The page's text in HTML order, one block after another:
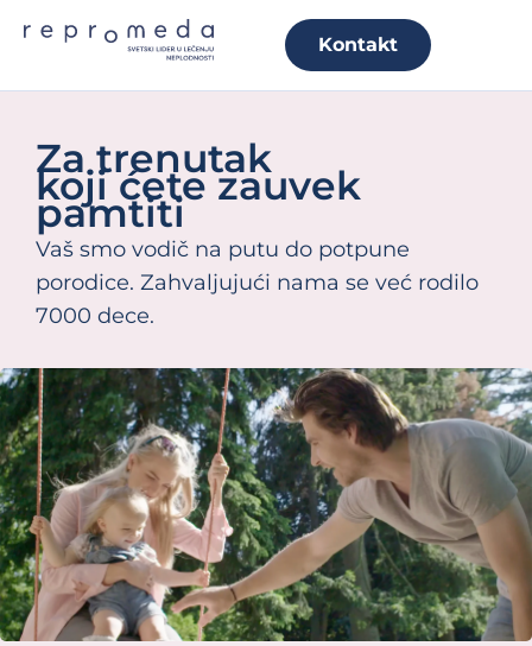
Kontakt
Za trenutak
koji ćete zauvek
pamtiti
Vaš smo vodič na putu do potpune
porodice. Zahvaljujući nama se već rodilo
7000 dece.